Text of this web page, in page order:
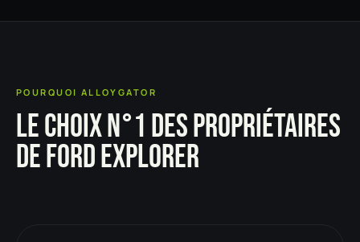
POURQUOI ALLOYGATOR
LE CHOIX N°1 DES PROPRIÉTAIRES
DE FORD EXPLORER